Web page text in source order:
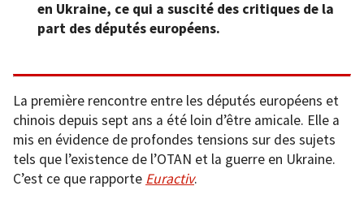
en Ukraine, ce qui a suscité des critiques de la
part des députés européens.
La première rencontre entre les députés européens et
chinois depuis sept ans a été loin d’être amicale. Elle a
mis en évidence de profondes tensions sur des sujets
tels que l’existence de l’OTAN et la guerre en Ukraine.
C’est ce que rapporte Euractiv.